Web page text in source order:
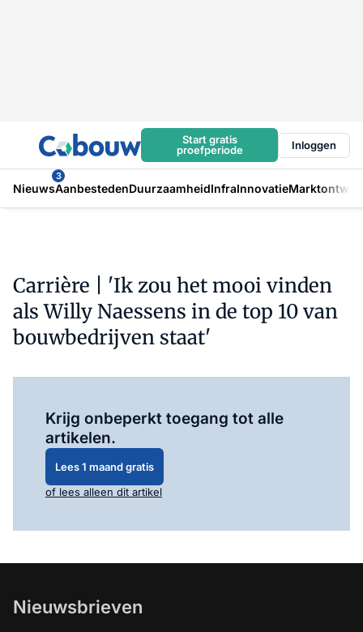
Start gratis
proefperiode
Inloggen
Nieuws
3
AanbestedenDuurzaamheidInfraInnovatie
Carrière | 'Ik zou het mooi vinden
als Willy Naessens in de top 10 van
bouwbedrijven staat'
Krijg onbeperkt toegang tot alle
artikelen.
Lees 1 maand gratis
of lees alleen dit artikel
Nieuwsbrieven